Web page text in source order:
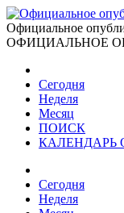
Официальное
ОФИЦИАЛЬНОЕ
Сегодня
Неделя
Месяц
ПОИСК
КАЛЕНДАРЬ
Сегодня
Неделя